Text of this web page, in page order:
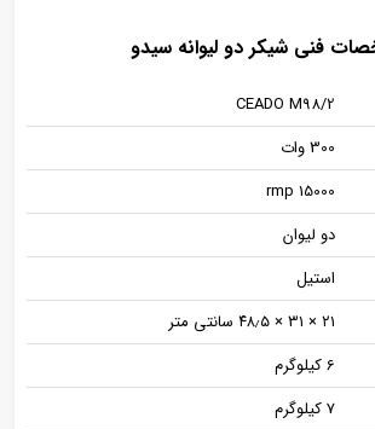
فنی شیکر دو لیوانه سیدو
CEADO M98/2
300 وات
15000 rmp
دو لیوان
استیل
۲۱ × ۳۱ × ۴۸٫۵ سانتی متر
6 کیلوگرم
7 کیلوگرم